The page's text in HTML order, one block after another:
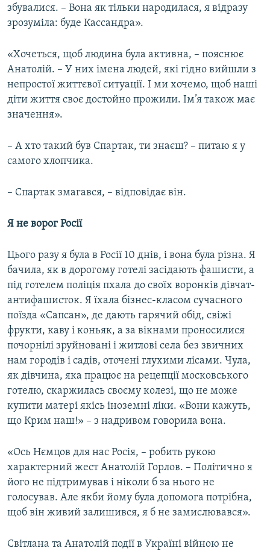
збувалися. – Вона як тільки народилася, я відразу
зрозуміла: буде Кассандра».
«Хочеться, щоб людина була активна, – пояснює
Анатолій. – У них імена людей, які гідно вийшли з
непростої життєвої ситуації. І ми хочемо, щоб наші
діти життя своє достойно прожили. Ім’я також має
значення».
– А хто такий був Спартак, ти знаєш? – питаю я у
самого хлопчика.
– Спартак змагався, – відповідає він.
Я не ворог Росії
Цього разу я була в Росії 10 днів, і вона була різна. Я
бачила, як в дорогому готелі засідають фашисти, а
під готелем поліція пхала до своїх воронків дівчат-
антифашисток. Я їхала бізнес-класом сучасного
поїзда «Сапсан», де дають гарячий обід, свіжі
фрукти, каву і коньяк, а за вікнами проносилися
почорнілі зруйновані і житлові села без звичних
нам городів і садів, оточені глухими лісами. Чула,
як дівчина, яка працює на рецепції московського
готелю, скаржилась своєму колезі, що не може
купити матері якісь іноземні ліки. «Вони кажуть,
що Крим наш!» – з надривом говорила вона.
«Ось Нємцов для нас Росія, – робить рукою
характерний жест Анатолій Горлов. – Політично я
його не підтримував і ніколи б за нього не
голосував. Але якби йому була допомога потрібна,
щоб він живий залишився, я б не замислювався».
Світлана та Анатолій події в Україні війною не